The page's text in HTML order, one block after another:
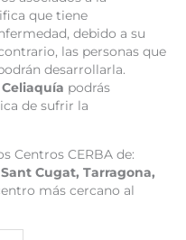
que tiene
debido a su
las personas que
desarrollarla.
podrás
de sufrir la
Centros CERBA de:
Cugat, Tarragona,
más cercano al